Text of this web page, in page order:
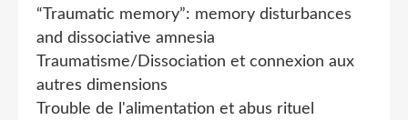
“Traumatic memory”: memory disturbances
and dissociative amnesia
Traumatisme/Dissociation et connexion aux
autres dimensions
Trouble de l'alimentation et abus rituel